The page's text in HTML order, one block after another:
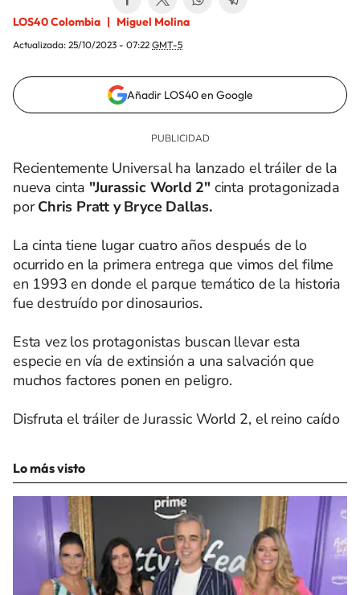
LOS40 Colombia Miguel Molina
Actualizada: 25/10/2023 - 07:22 GMT-5
Añadir LOS40 en Google
Recientemente Universal ha lanzado el tráiler de la
nueva cinta "Jurassic World 2" cinta protagonizada
porChris Pratt y Bryce Dallas.
La cinta tiene lugar cuatro años después de lo
ocurrido en la primera entrega que vimos del filme
en 1993 en donde el parque temático de la historia
fue destruído por dinosaurios.
Esta vez los protagonistas buscan llevar esta
especie en vía de extinsión a una salvación que
muchos factores ponen en peligro.
Disfruta el tráiler de Jurassic World 2, el reino caído
Lo más visto